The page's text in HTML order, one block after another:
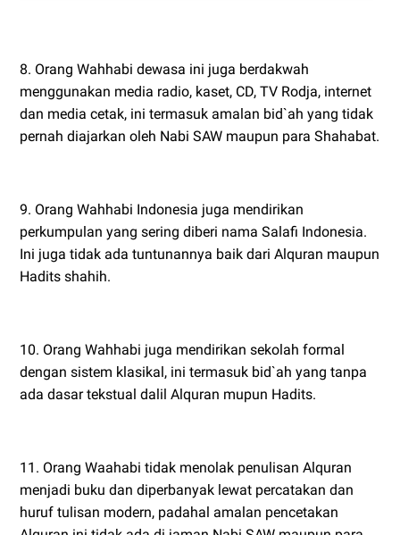
8. Orang Wahhabi dewasa ini juga berdakwah
menggunakan media radio, kaset, CD, TV Rodja, internet
dan media cetak, ini termasuk amalan bid`ah yang tidak
pernah diajarkan oleh Nabi SAW maupun para Shahabat.
9. Orang Wahhabi Indonesia juga mendirikan
perkumpulan yang sering diberi nama Salafi Indonesia.
Ini juga tidak ada tuntunannya baik dari Alquran maupun
Hadits shahih.
10. Orang Wahhabi juga mendirikan sekolah formal
dengan sistem klasikal, ini termasuk bid`ah yang tanpa
ada dasar tekstual dalil Alquran mupun Hadits.
11. Orang Waahabi tidak menolak penulisan Alquran
menjadi buku dan diperbanyak lewat percatakan dan
huruf tulisan modern, padahal amalan pencetakan